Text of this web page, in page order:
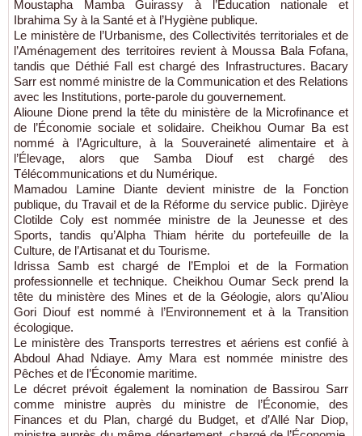
Moustapha Mamba Guirassy à l’Éducation nationale et
Ibrahima Sy à la Santé et à l’Hygiène publique.
Le ministère de l’Urbanisme, des Collectivités territoriales et de
l’Aménagement des territoires revient à Moussa Bala Fofana,
tandis que Déthié Fall est chargé des Infrastructures. Bacary
Sarr est nommé ministre de la Communication et des Relations
avec les Institutions, porte-parole du gouvernement.
Alioune Dione prend la tête du ministère de la Microfinance et
de l’Économie sociale et solidaire. Cheikhou Oumar Ba est
nommé à l’Agriculture, à la Souveraineté alimentaire et à
l’Élevage, alors que Samba Diouf est chargé des
Télécommunications et du Numérique.
Mamadou Lamine Diante devient ministre de la Fonction
publique, du Travail et de la Réforme du service public. Djirèye
Clotilde Coly est nommée ministre de la Jeunesse et des
Sports, tandis qu’Alpha Thiam hérite du portefeuille de la
Culture, de l’Artisanat et du Tourisme.
Idrissa Samb est chargé de l’Emploi et de la Formation
professionnelle et technique. Cheikhou Oumar Seck prend la
tête du ministère des Mines et de la Géologie, alors qu’Aliou
Gori Diouf est nommé à l’Environnement et à la Transition
écologique.
Le ministère des Transports terrestres et aériens est confié à
Abdoul Ahad Ndiaye. Amy Mara est nommée ministre des
Pêches et de l’Économie maritime.
Le décret prévoit également la nomination de Bassirou Sarr
comme ministre auprès du ministre de l’Économie, des
Finances et du Plan, chargé du Budget, et d’Allé Nar Diop,